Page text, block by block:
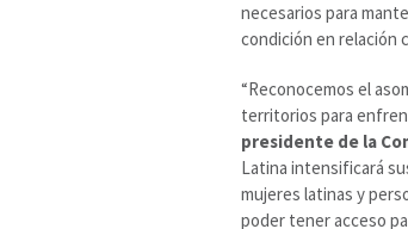
necesarios para
condición en relación
“Reconocemos el
territorios para
presidente de la
Latina intensificará
mujeres latinas y
poder tener acceso